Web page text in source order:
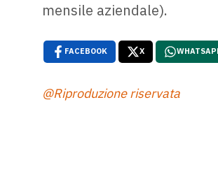
mensile aziendale).
FACEBOOK X
@Riproduzione riservata